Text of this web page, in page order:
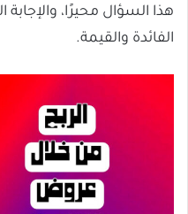
هذا السؤال محيرًا،
الفائدة والقيمة.